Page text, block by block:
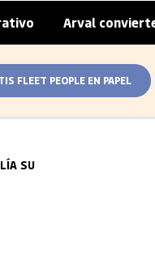
convierte en
FLEET PEOPLE EN PAPEL
SU